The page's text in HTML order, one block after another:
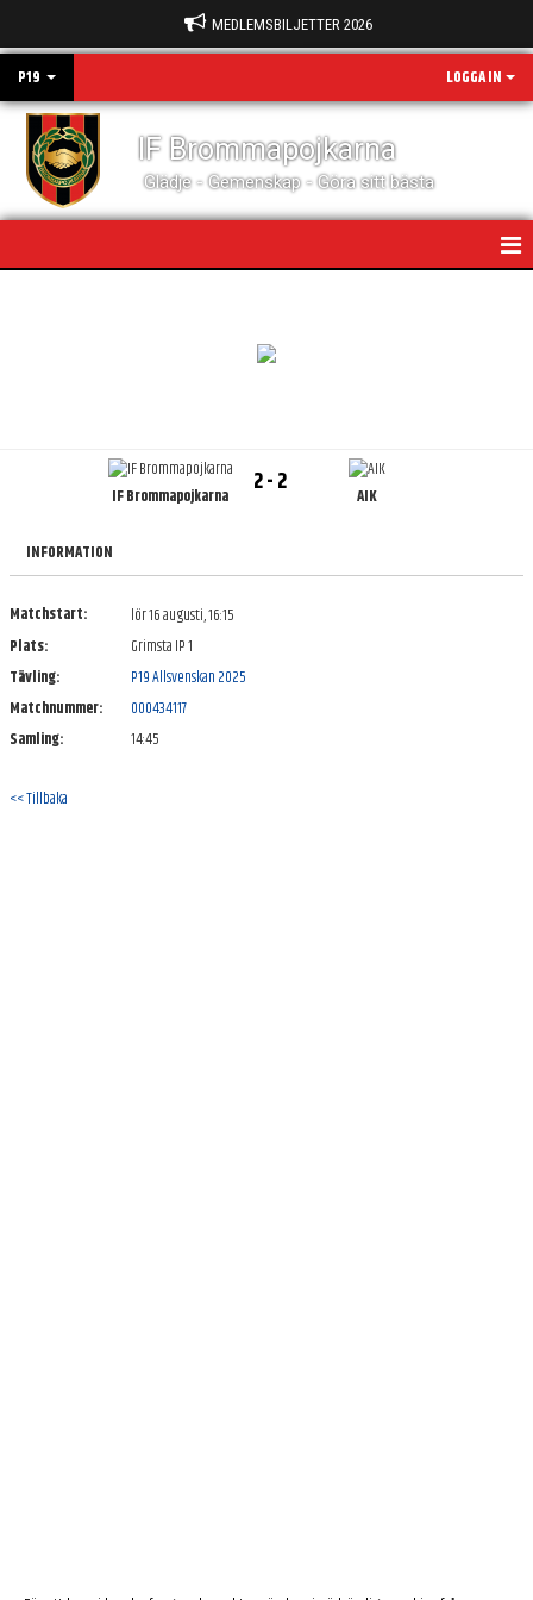
MEDLEMSBILJETTER 2026
P19 LOGGA IN
IF Brommapojkarna
Glädje - Gemenskap - Göra sitt bästa
IF Brommapojkarna 2 - 2 AIK
INFORMATION
Matchstart:
lör 16 augusti, 16:15
Plats:
Grimsta IP 1
Tävling:
P19 Allsvenskan 2025
Matchnummer:
000434117
Samling:
14:45
<< Tillbaka